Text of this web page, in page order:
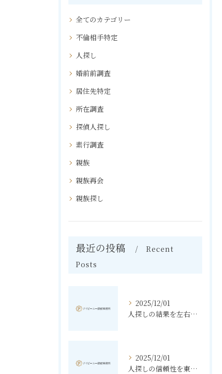
全てのカテゴリー
不倫相手特定
人探し
婚前前調査
居住先特定
所在調査
探偵人探し
素行調査
親族
親族再会
親族探し
最近の投稿
Recent
Posts
2025/12/01
人探しの結果を左右する東京都文京区での調査手順と費用相場
2025/12/01
人探しの信頼性を東京都豊島区で高める探偵選びのポイント